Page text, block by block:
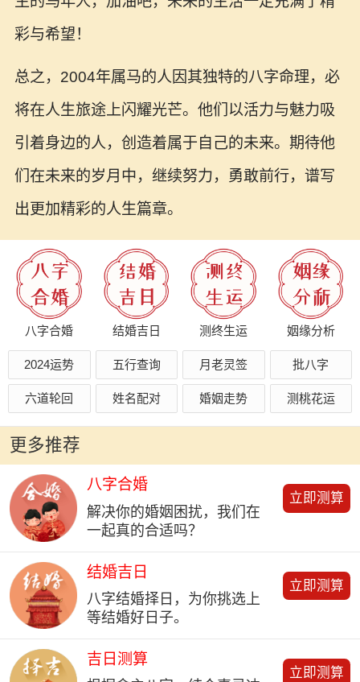
彩与希望！
总之，2004年属马的人因其独特的八字命理，必
将在人生旅途上闪耀光芒。他们以活力与魅力吸
引着身边的人，创造着属于自己的未来。期待他
们在未来的岁月中，继续努力，勇敢前行，谱写
出更加精彩的人生篇章。
八字合婚 结婚吉日 测终生运 姻缘分析
2024运势 五行查询 月老灵签 批八字
六道轮回 姓名配对 婚姻走势 测桃花运
更多推荐
八字合婚
解决你的婚姻困扰，我们在
一起真的合适吗？
立即测算
结婚吉日
八字结婚择日，为你挑选上
等结婚好日子。
立即测算
吉日测算
立即测算